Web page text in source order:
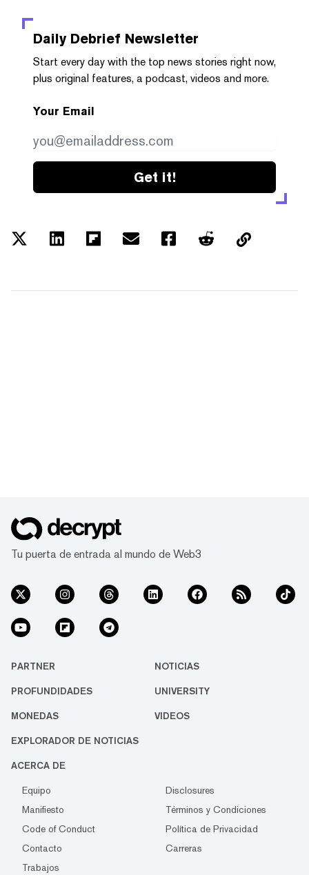
Daily Debrief Newsletter
Start every day with the top news stories right now,
plus original features, a podcast, videos and more.
Your Email
Get it!
Tu puerta de entrada al mundo de Web3
PARTNER NOTICIAS
PROFUNDIDADES UNIVERSITY
MONEDAS VIDEOS
EXPLORADOR DE NOTICIAS
ACERCA DE
Equipo
Disclosures
Manifiesto
Términos y Condiciones
Code of Conduct
Política de Privacidad
Contacto
Carreras
Trabajos